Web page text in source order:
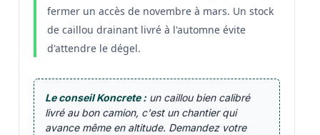
fermer un accès de novembre à mars. Un stock
de caillou drainant livré à l'automne évite
d'attendre le dégel.
Le conseil Koncrete :un caillou bien calibré
livré au bon camion, c'est un chantier qui
avance même en altitude. Demandez votre